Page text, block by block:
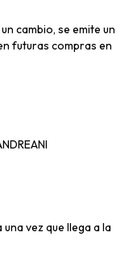
cambio, se emite un
futuras compras en
vez que llega a la